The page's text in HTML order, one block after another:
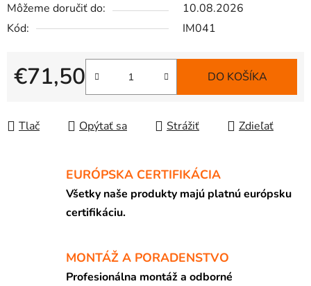
Môžeme doručiť do:
10.08.2026
Kód:
IM041
€71,50
Jednotková cena:
DO KOŠÍKA
Tlač Opýtať sa Strážiť Zdieľať
EURÓPSKA CERTIFIKÁCIA
Všetky naše produkty majú platnú európsku
certifikáciu.
MONTÁŽ A PORADENSTVO
Profesionálna montáž a odborné